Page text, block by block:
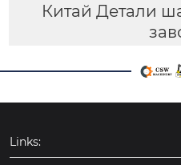
Китай Детали
Links: